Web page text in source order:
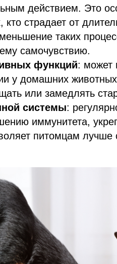
действием. Это
страдает от
таких
самочувствию.
функций: может
у домашних
или замедлять
системы:
иммунитета,
питомцам